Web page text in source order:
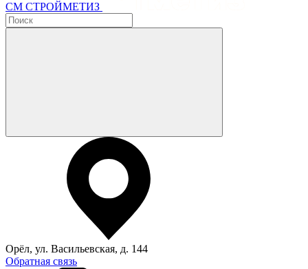
СМ СТРОЙМЕТИЗ
Орёл, ул. Васильевская, д. 144
Обратная связь